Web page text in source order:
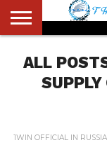
US
ACCOUNT
AUTHORS
LIST
FULL-
WIDTH
PAGE
HOME
LATEST
NEWS
LOGIN
LOGOUT
MEMBERS
PASSWORD
RESET
REGISTER
SAMPLE
PAGE
TYPOGRAPHY
USER
ALL
1WIN OFFICIAL IN RUSSIA